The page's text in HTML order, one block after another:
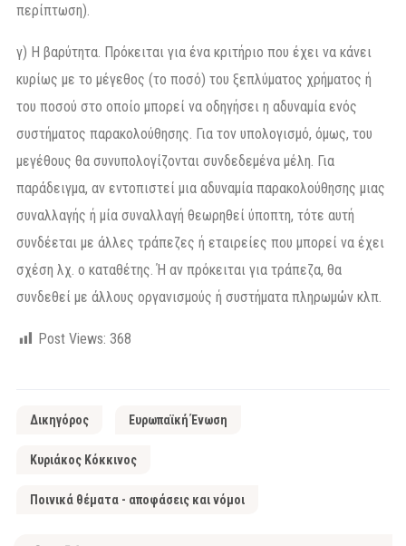
περίπτωση).
γ) Η βαρύτητα. Πρόκειται για ένα κριτήριο που έχει να κάνει
κυρίως με το μέγεθος (το ποσό) του ξεπλύματος χρήματος ή
του ποσού στο οποίο μπορεί να οδηγήσει η αδυναμία ενός
συστήματος παρακολούθησης. Για τον υπολογισμό, όμως, του
μεγέθους θα συνυπολογίζονται συνδεδεμένα μέλη. Για
παράδειγμα, αν εντοπιστεί μια αδυναμία παρακολούθησης μιας
συναλλαγής ή μία συναλλαγή θεωρηθεί ύποπτη, τότε αυτή
συνδέεται με άλλες τράπεζες ή εταιρείες που μπορεί να έχει
σχέση λχ. ο καταθέτης. Ή αν πρόκειται για τράπεζα, θα
συνδεθεί με άλλους οργανισμούς ή συστήματα πληρωμών κλπ.
Post Views: 368
Δικηγόρος Ευρωπαϊκή Ένωση
Κυριάκος Κόκκινος
Ποινικά θέματα - αποφάσεις και νόμοι